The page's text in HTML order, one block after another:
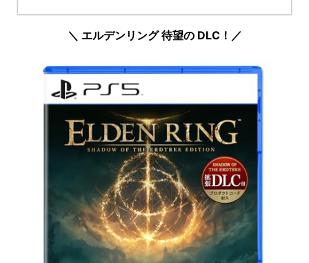
＼ エルデンリング 待望の DLC！／